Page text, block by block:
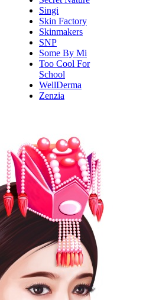
Singi
Skin Factory
Skinmakers
SNP
Some By Mi
Too Cool For
School
WellDerma
Zenzia